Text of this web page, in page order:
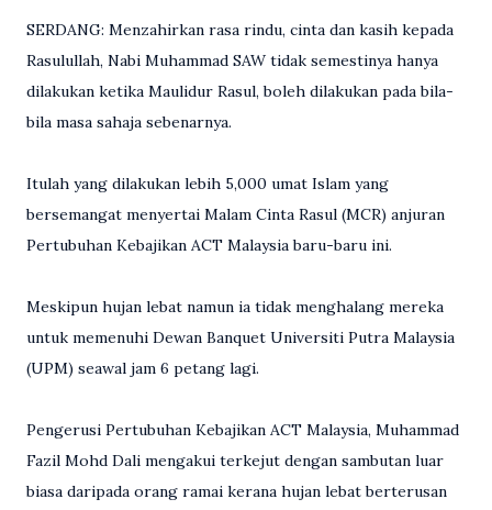
SERDANG: Menzahirkan rasa rindu, cinta dan kasih kepada
Rasulullah, Nabi Muhammad SAW tidak semestinya hanya
dilakukan ketika Maulidur Rasul, boleh dilakukan pada bila-
bila masa sahaja sebenarnya.
Itulah yang dilakukan lebih 5,000 umat Islam yang
bersemangat menyertai Malam Cinta Rasul (MCR) anjuran
Pertubuhan Kebajikan ACT Malaysia baru-baru ini.
Meskipun hujan lebat namun ia tidak menghalang mereka
untuk memenuhi Dewan Banquet Universiti Putra Malaysia
(UPM) seawal jam 6 petang lagi.
Pengerusi Pertubuhan Kebajikan ACT Malaysia, Muhammad
Fazil Mohd Dali mengakui terkejut dengan sambutan luar
biasa daripada orang ramai kerana hujan lebat berterusan